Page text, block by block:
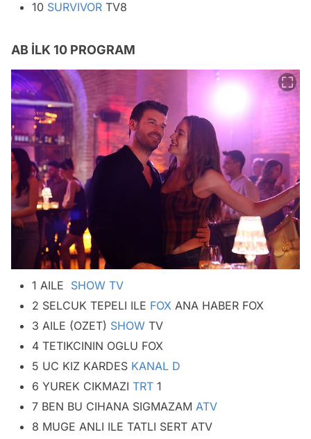
10 SURVIVOR TV8
AB İLK 10 PROGRAM
1 AILE SHOW TV
2 SELCUK TEPELI ILE FOX ANA HABER FOX
3 AILE (OZET) SHOW TV
4 TETIKCININ OGLU FOX
5 UC KIZ KARDES KANAL D
6 YUREK CIKMAZI TRT 1
7 BEN BU CIHANA SIGMAZAM ATV
8 MUGE ANLI ILE TATLI SERT ATV